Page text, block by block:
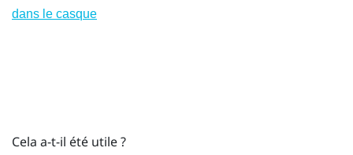
dans le casque
Cela a-t-il été utile ?